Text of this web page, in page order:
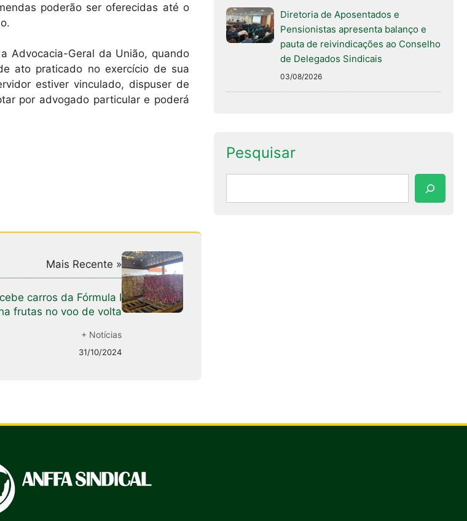
poderão ser oferecidas até o
Advocacia-Geral da União, quando
ato praticado no exercício de sua
estiver vinculado, dispuser de
por advogado particular e poderá
Mais Recente »
carros da Fórmula I
frutas no voo de volta
+ Notícias
31/10/2024
Diretoria de Aposentados e
Pensionistas apresenta balanço e
pauta de reivindicações ao Conselho
de Delegados Sindicais
03/08/2026
Pesquisar